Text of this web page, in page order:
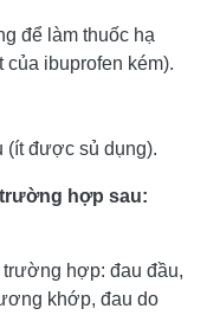
để làm thuốc hạ
của ibuprofen kém).
(ít được sủ dụng).
hợp sau:
hợp: đau đầu,
khớp, đau do